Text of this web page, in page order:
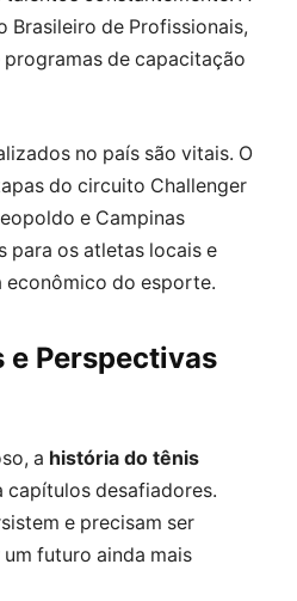
Brasileiro de Profissionais,
de capacitação
no país são vitais. O
do circuito Challenger
e Campinas
para os atletas locais e
econômico do esporte.
e Perspectivas
a história do tênis
capítulos desafiadores.
e precisam ser
futuro ainda mais